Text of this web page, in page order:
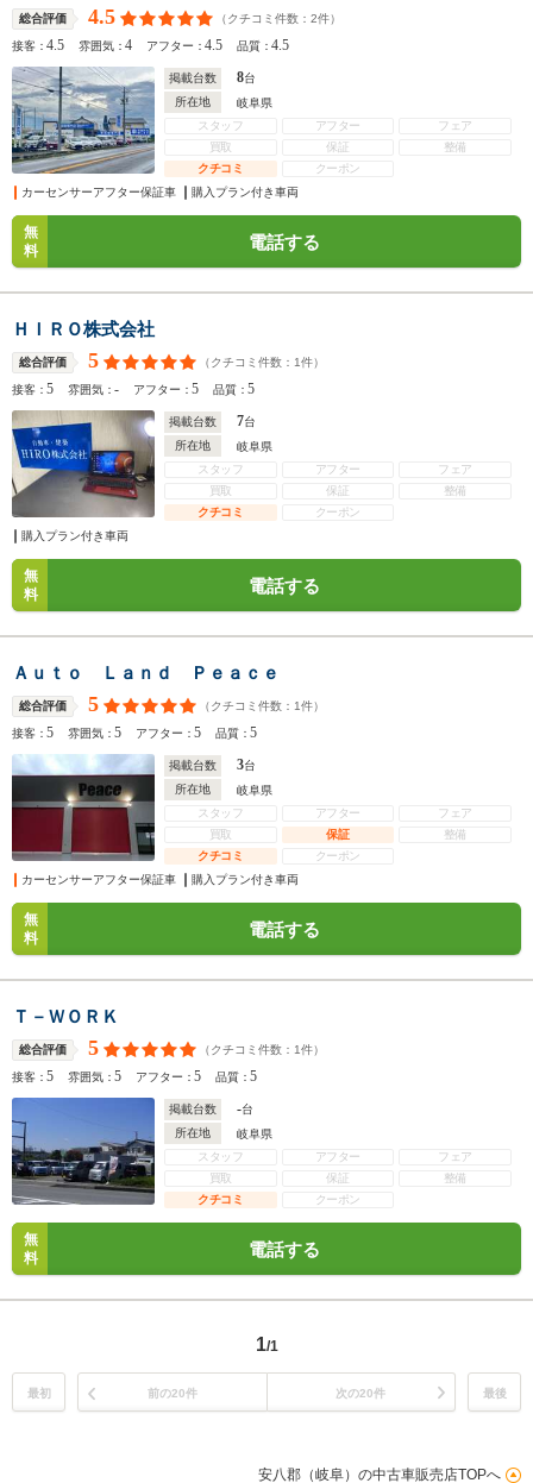
総合評価 4.5 （クチコミ件数： 2件）
接客：4.5 雰囲気：4 アフター：4.5 品質：4.5
掲載台数 8台
所在地
岐阜県
スタッフ
アフター
フェア
買取
保証
整備
クチコミ
クーポン
カーセンサーアフター保証車
購入プラン付き車両
無
料
電話する
ＨＩＲＯ株式会社
総合評価 5 （クチコミ件数： 1件）
接客：5 雰囲気：- アフター：5 品質：5
掲載台数 7台
所在地
岐阜県
スタッフ
アフター
フェア
買取
保証
整備
クチコミ
クーポン
購入プラン付き車両
無
料
電話する
Ａｕｔｏ Ｌａｎｄ Ｐｅａｃｅ
総合評価 5 （クチコミ件数： 1件）
接客：5 雰囲気：5 アフター：5 品質：5
掲載台数 3台
所在地
岐阜県
スタッフ
アフター
フェア
買取
保証
整備
クチコミ
クーポン
カーセンサーアフター保証車
購入プラン付き車両
無
料
電話する
Ｔ－ＷＯＲＫ
総合評価 5 （クチコミ件数： 1件）
接客：5 雰囲気：5 アフター：5 品質：5
掲載台数 -台
所在地
岐阜県
スタッフ
アフター
フェア
買取
保証
整備
クチコミ
クーポン
無
料
電話する
1/1
最初 前の20件 次の20件 最後
安八郡（岐阜）の中古車販売店TOPへ